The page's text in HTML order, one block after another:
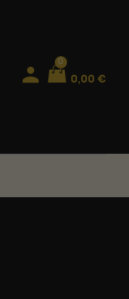
0
0,00 €